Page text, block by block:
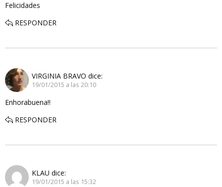
Felicidades
RESPONDER
VIRGINIA BRAVO dice:
19/01/2015 a las 20:10
Enhorabuena!!
RESPONDER
KLAU dice:
19/01/2015 a las 15:32